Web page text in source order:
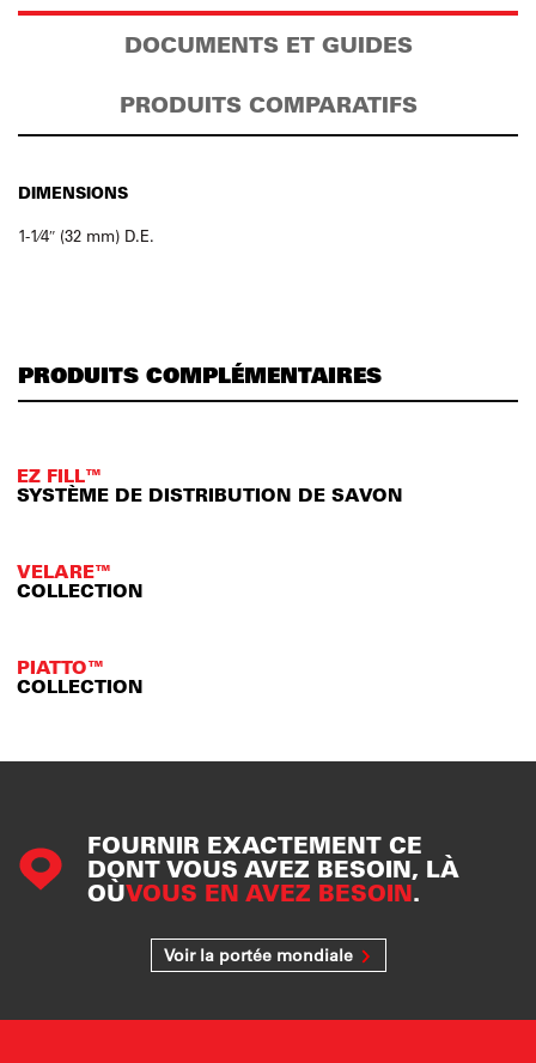
DOCUMENTS ET GUIDES
PRODUITS COMPARATIFS
DIMENSIONS
1-1⁄4″ (32 mm) D.E.
PRODUITS COMPLÉMENTAIRES
EZ FILL™
SYSTÈME DE DISTRIBUTION DE SAVON
VELARE™
COLLECTION
PIATTO™
COLLECTION
FOURNIR EXACTEMENT CE
DONT VOUS AVEZ BESOIN, LÀ
OÙVOUS EN AVEZ BESOIN.
Voir la portée mondiale